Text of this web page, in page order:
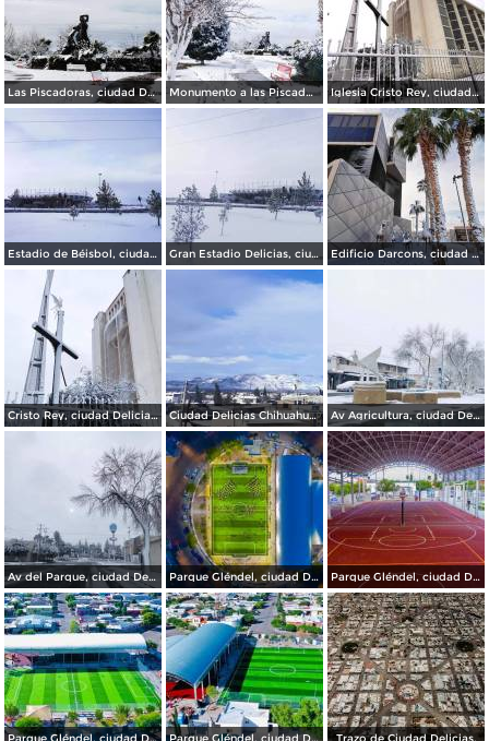
Las Piscadoras, ciudad Delicias. Monumento a las Piscadoras, ciudad Delicias. Iglesia Cristo Rey, ciudad Delicias.
Estadio de Béisbol, ciudad Delicias. Gran Estadio Delicias, ciudad Delicias. Edificio Darcons, ciudad Delicias.
Cristo Rey, ciudad Delicias. Ciudad Delicias Chihuahua en Invierno. Av Agricultura, ciudad Delicias.
Av del Parque, ciudad Delicias. Parque Gléndel, ciudad Delicias. Parque Gléndel, ciudad Delicias Chihuahua.
Parque Gléndel, ciudad Delicias Chihuahua. Parque Gléndel, ciudad Delicias. Trazo de Ciudad Delicias.